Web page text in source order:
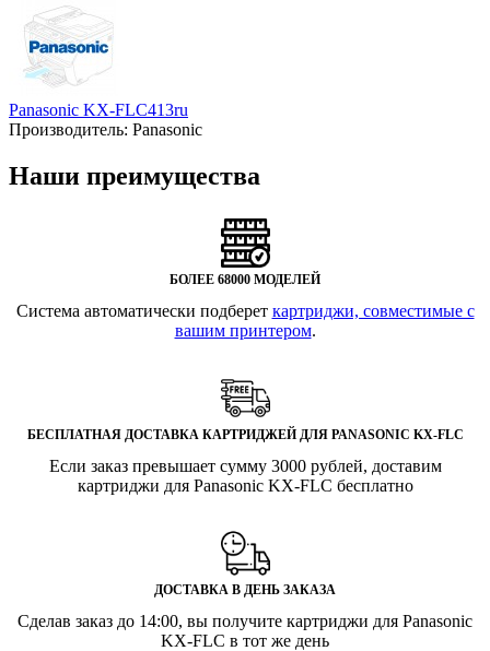
Panasonic KX-FLC413ru
Производитель: Panasonic
Наши преимущества
БОЛЕЕ 68000 МОДЕЛЕЙ
Система автоматически подберет картриджи, совместимые с
вашим принтером.
БЕСПЛАТНАЯ ДОСТАВКА КАРТРИДЖЕЙ ДЛЯ PANASONIC KX-FLC
Если заказ превышает сумму 3000 рублей, доставим
картриджи для Panasonic KX-FLC бесплатно
ДОСТАВКА В ДЕНЬ ЗАКАЗА
Сделав заказ до 14:00, вы получите картриджи для Panasonic
KX-FLC в тот же день